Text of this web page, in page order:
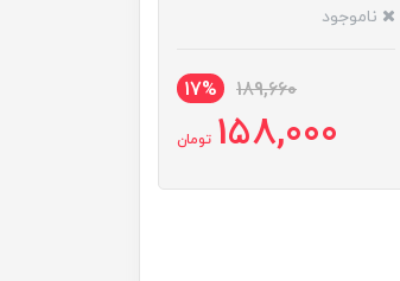
ناموجود
189,660
17%
158,000 تومان